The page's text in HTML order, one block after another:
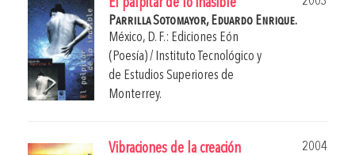
El palpitar de lo inasible
Parrilla Sotomayor, Eduardo Enrique.
México, D. F.: Ediciones Eón
(Poesía) / Instituto Tecnológico y
de Estudios Superiores de
Monterrey.
Vibraciones de la creación
2004